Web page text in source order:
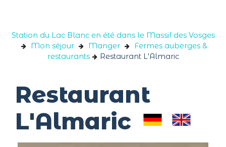
Station du Lac Blanc en été dans le Massif des Vosges
Mon séjour
Manger
Fermes auberges &
restaurants
Restaurant L'Almaric
Restaurant
L'Almaric